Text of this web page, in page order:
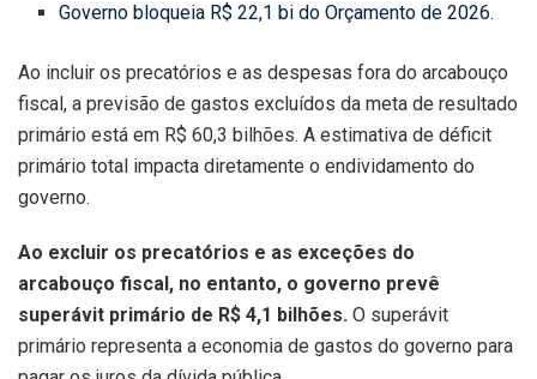
Governo bloqueia R$ 22,1 bi do Orçamento de 2026.
Ao incluir os precatórios e as despesas fora do arcabouço
fiscal, a previsão de gastos excluídos da meta de resultado
primário está em R$ 60,3 bilhões. A estimativa de déficit
primário total impacta diretamente o endividamento do
governo.
Ao excluir os precatórios e as exceções do
arcabouço fiscal, no entanto, o governo prevê
superávit primário de R$ 4,1 bilhões. O superávit
primário representa a economia de gastos do governo para